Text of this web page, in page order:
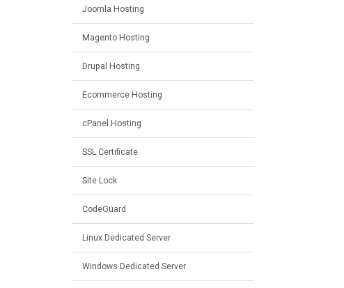
Joomla Hosting
Magento Hosting
Drupal Hosting
Ecommerce Hosting
cPanel Hosting
SSL Certificate
Site Lock
CodeGuard
Linux Dedicated Server
Windows Dedicated Server